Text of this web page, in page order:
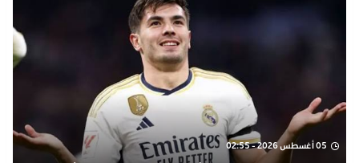
05 أغسطس 2026 - 02:55